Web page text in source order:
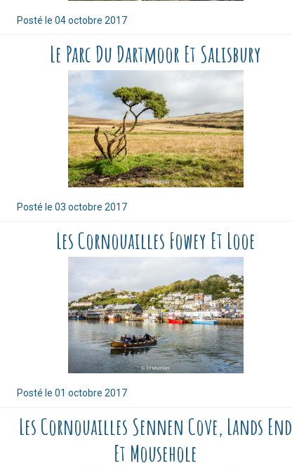
Posté le 04 octobre 2017
Le Parc Du Dartmoor Et Salisbury
Posté le 03 octobre 2017
Les Cornouailles Fowey Et Looe
Posté le 01 octobre 2017
Les Cornouailles Sennen Cove, Lands End
Et Mousehole